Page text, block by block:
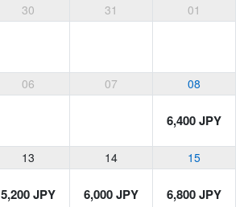
30 31 01
06 07 08
6,400 JPY
13 14 15
5,200 JPY 6,000 JPY 6,800 JPY